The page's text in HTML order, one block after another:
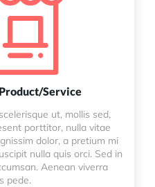
Service
ut, mollis sed,
porttitor, nulla vitae
dolor, a pretium mi
nulla quis orci. Sed in
Aenean viverra
pede.